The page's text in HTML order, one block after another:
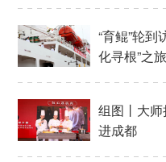
“育鲲”轮到
化寻根”之旅
组图丨大
进成都